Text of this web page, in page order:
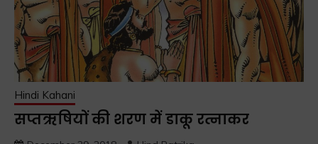
Hindi Kahani
सप्तऋषियों की शरण में डाकू रत्नाकर